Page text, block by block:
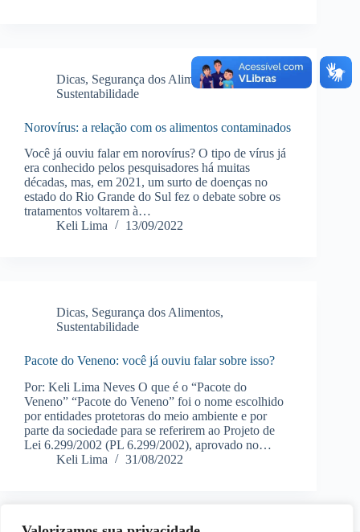
Dicas, Segurança dos Alimentos,
Sustentabilidade
Norovírus: a relação com os alimentos contaminados
Você já ouviu falar em norovírus? O tipo de vírus já
era conhecido pelos pesquisadores há muitas
décadas, mas, em 2021, um surto de doenças no
estado do Rio Grande do Sul fez o debate sobre os
tratamentos voltarem à…
Keli Lima
13/09/2022
Dicas, Segurança dos Alimentos,
Sustentabilidade
Pacote do Veneno: você já ouviu falar sobre isso?
Por: Keli Lima Neves O que é o “Pacote do
Veneno” “Pacote do Veneno” foi o nome escolhido
por entidades protetoras do meio ambiente e por
parte da sociedade para se referirem ao Projeto de
Lei 6.299/2002 (PL 6.299/2002), aprovado no…
Keli Lima
31/08/2022